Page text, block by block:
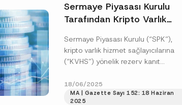
Sermaye Piyasası Kurulu
Tarafından Kripto Varlık
Yönelik Rezerv Kanıt
Denetimi Esasları Yayımlandı
Sermaye Piyasası Kurulu (“SPK”),
kripto varlık hizmet sağlayıcılarına
(“KVHS”) yönelik rezerv kanıt
esasları belirlemiştir. 08 Mayıs 2025
tarihinde...[Devamını Oku]
18/06/2025
MA | Gazette Sayı 152: 18 Haziran
2025